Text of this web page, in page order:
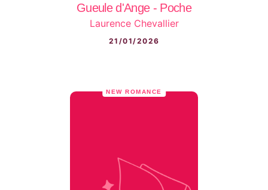
Gueule d'Ange - Poche
Laurence Chevallier
21/01/2026
NEW ROMANCE